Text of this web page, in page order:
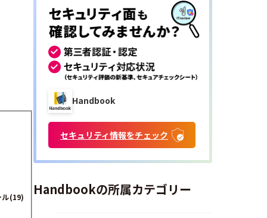
(19)
Handbook
セキュリティ情報をチェック
Handbookの所属カテゴリー